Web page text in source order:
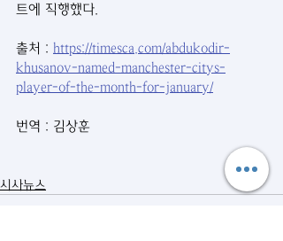
트에 직행했다.
출처 : https://timesca.com/abdukodir-
khusanov-named-manchester-citys-
player-of-the-month-for-january/
번역 : 김상훈
시사뉴스